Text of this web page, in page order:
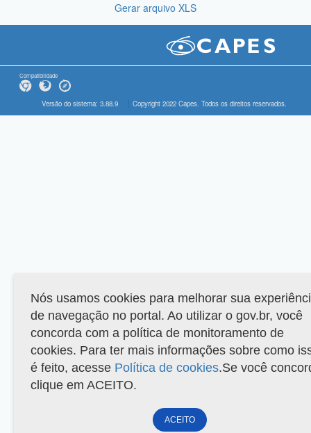
Gerar arquivo XLS
Compatibilidade
Versão do sistema: 3.88.9 Copyright 2022 Capes. Todos os direitos reservados.
Nós usamos cookies para melhorar sua
de navegação no portal. Ao utilizar o gov.br, você
concorda com a política de monitoramento de
cookies. Para ter mais informações sobre como
é feito, acesse Política de cookies.Se você
clique em ACEITO.
ACEITO